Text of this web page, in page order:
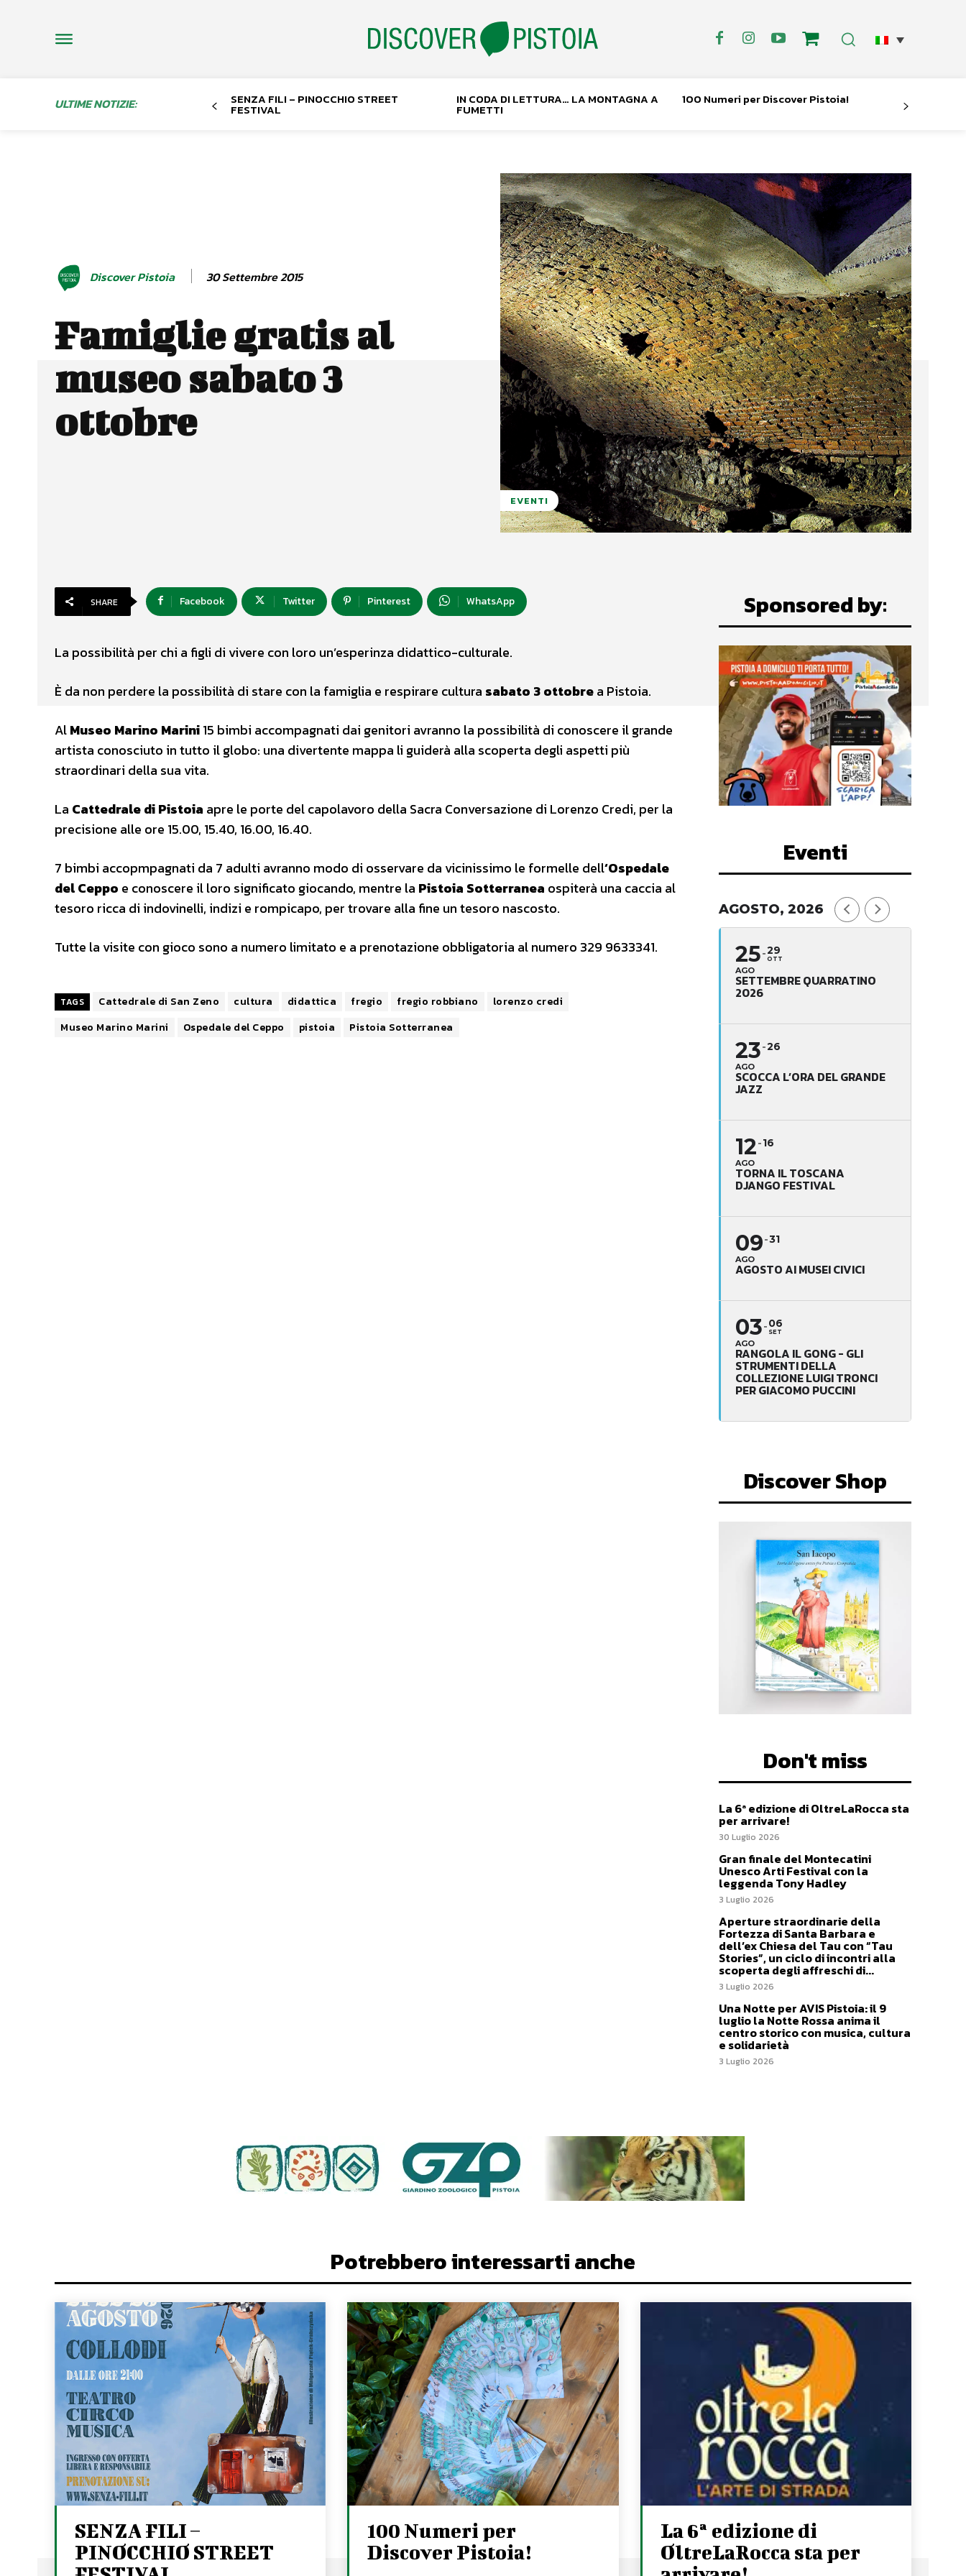
ULTIME NOTIZIE: SENZA FILI – PINOCCHIO STREET
FESTIVAL
IN CODA DI LETTURA… LA MONTAGNA A
FUMETTI
100 Numeri per Discover Pistoia!
Discover Pistoia 30 Settembre 2015
Famiglie gratis al
museo sabato 3
ottobre
EVENTI
SHARE Facebook Twitter Pinterest WhatsApp
La possibilità per chi a figli di vivere con loro un’esperinza didattico-culturale.
È da non perdere la possibilità di stare con la famiglia e respirare cultura sabato 3 ottobrea Pistoia.
AlMuseo Marino Marini15 bimbi accompagnati dai genitori avranno la possibilità di conoscere il grande
artista conosciuto in tutto il globo: una divertente mappa li guiderà alla scoperta degli aspetti più
straordinari della sua vita.
La Cattedrale di Pistoia apre le porte del capolavoro della Sacra Conversazione di Lorenzo Credi, per la
precisione alle ore 15.00, 15.40, 16.00, 16.40.
7 bimbi accopmpagnati da 7 adulti avranno modo di osservare da vicinissimo le formelle dell‘Ospedale
del Ceppo e conoscere il loro significato giocando, mentre la Pistoia Sotterranea ospiterà una caccia al
tesoro ricca di indovinelli, indizi e rompicapo, per trovare alla fine un tesoro nascosto.
Tutte la visite con gioco sono a numero limitato e a prenotazione obbligatoria al numero 329 9633341.
TAGS Cattedrale di San Zeno cultura didattica fregio fregio robbiano
lorenzo credi
Museo Marino Marini
Ospedale del Ceppo pistoia Pistoia Sotterranea
Sponsored by:
Eventi
AGOSTO, 2026
25
AGO
29
OTT
SETTEMBRE QUARRATINO
2026
23
AGO
26
SCOCCA L’ORA DEL GRANDE
JAZZ
12
AGO
16
TORNA IL TOSCANA
DJANGO FESTIVAL
09
AGO
31
AGOSTO AI MUSEI CIVICI
03
AGO
06
SET
RANGOLA IL GONG - GLI
STRUMENTI DELLA
COLLEZIONE LUIGI TRONCI
PER GIACOMO PUCCINI
Discover Shop
Don't miss
La 6ª edizione di OltreLaRocca sta
per arrivare!
30 Luglio 2026
Gran finale del Montecatini
Unesco Arti Festival con la
leggenda Tony Hadley
3 Luglio 2026
Aperture straordinarie della
Fortezza di Santa Barbara e
dell’ex Chiesa del Tau con “Tau
Stories”, un ciclo di incontri alla
scoperta degli affreschi di...
3 Luglio 2026
Una Notte per AVIS Pistoia: il 9
luglio la Notte Rossa anima il
centro storico con musica, cultura
e solidarietà
3 Luglio 2026
Potrebbero interessarti anche
SENZA FILI –
PINOCCHIO STREET
100 Numeri per
Discover Pistoia!
La 6ª edizione di
OltreLaRocca sta per